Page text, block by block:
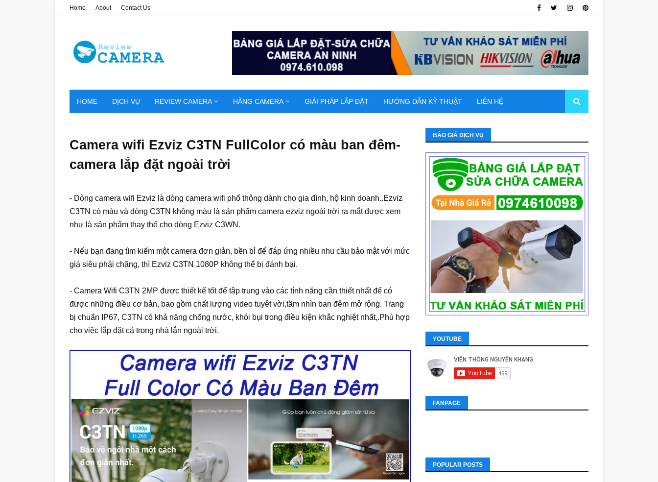
Home About Contact Us
HOME DỊCH VỤ REVIEW CAMERA HÃNG CAMERA GIẢI PHÁP LẮP ĐẶT HƯỚNG DẪN KỸ THUẬT LIÊN HỆ
Camera wifi Ezviz C3TN FullColor có màu ban đêm-
camera lắp đặt ngoài trời
- Dòng camera wifi Ezviz là dòng camera wifi phổ thông dành cho gia đình, hộ kinh doanh..Ezviz
C3TN có màu và dòng C3TN không màu là sản phẩm camera ezviz ngoài trời ra mắt được xem
như là sản phẩm thay thế cho dòng Ezviz C3WN.
- Nếu bạn đang tìm kiếm một camera đơn giản, bền bỉ để đáp ứng nhiều nhu cầu bảo mật với mức
giá siêu phải chăng, thì Ezviz C3TN 1080P không thể bị đánh bại.
- Camera Wifi C3TN 2MP được thiết kế tốt để tập trung vào các tính năng cần thiết nhất để có
được những điều cơ bản, bao gồm chất lượng video tuyệt vời,tầm nhìn ban đêm mở rộng. Trang
bị chuẩn IP67, C3TN có khả năng chống nước, khói bụi trong điều kiện khắc nghiệt nhất,.Phù hợp
cho việc lắp đặt cả trong nhà lẫn ngoài trời.
BÁO GIÁ DỊCH VỤ
YOUTUBE
FANPAGE
POPULAR POSTS